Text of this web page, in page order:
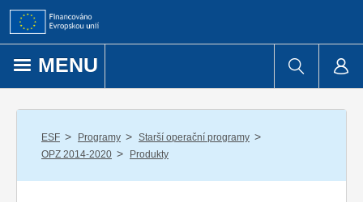
Přejít k obsahu
MENU
ESF / Programy / Starší operační programy /
OPZ 2014-2020 / Produkty